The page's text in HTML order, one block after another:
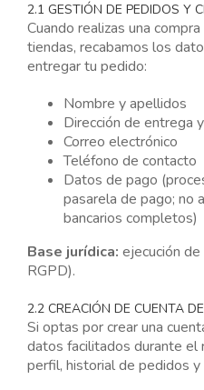
2.1 GESTIÓN DE PEDIDOS Y
Cuando realizas una
tiendas, recabamos los
entregar tu pedido:
Nombre y apellidos
Dirección de entrega
Correo electrónico
Teléfono de contacto
Datos de pago
pasarela de pago; no
bancarios completos)
Base jurídica: ejecución
RGPD).
2.2 CREACIÓN DE CUENTA
Si optas por crear una
datos facilitados durante el
perfil, historial de pedidos y